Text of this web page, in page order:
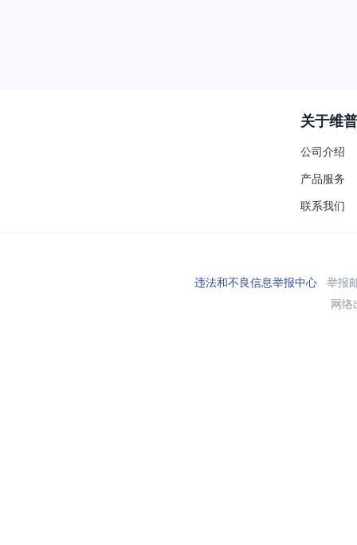
关于维普
公司介绍
产品服务
联系我们
违法和不良信息举报中心举报
网